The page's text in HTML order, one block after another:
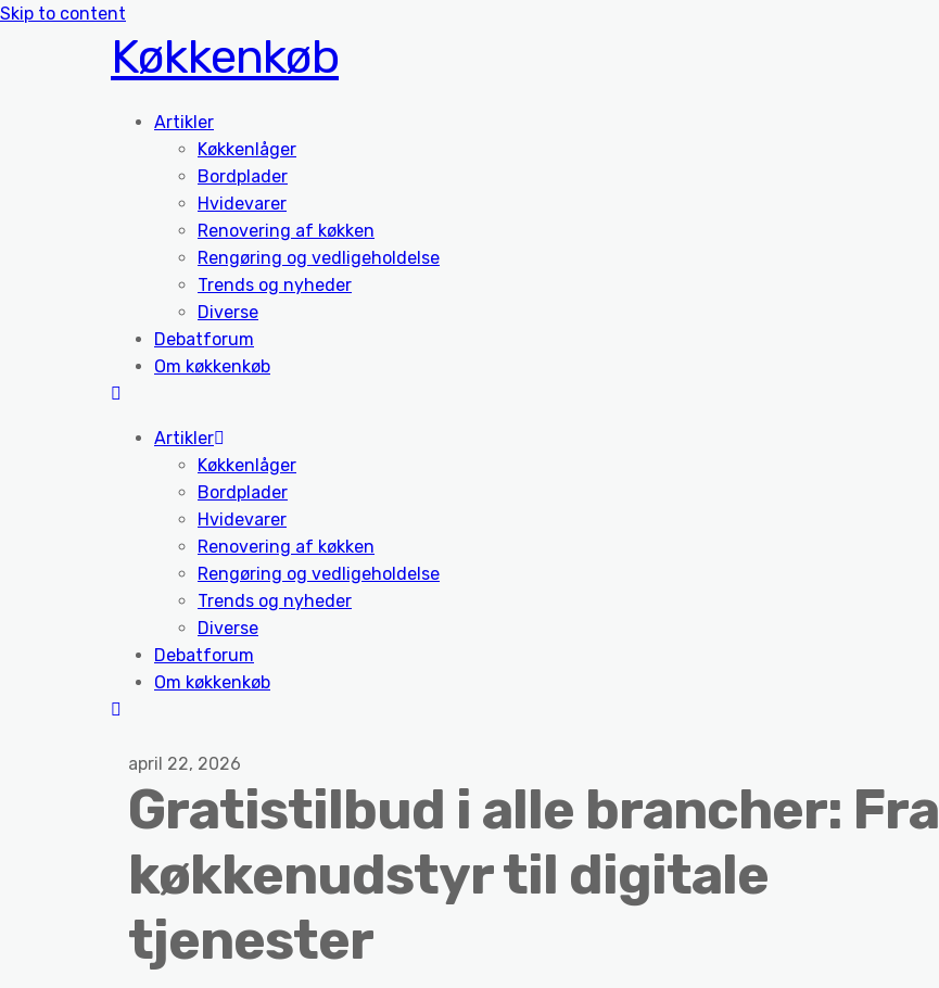
Skip to content
Køkkenkøb
Artikler
Køkkenlåger
Bordplader
Hvidevarer
Renovering af køkken
Rengøring og vedligeholdelse
Trends og nyheder
Diverse
Debatforum
Om køkkenkøb
Artikler
Køkkenlåger
Bordplader
Hvidevarer
Renovering af køkken
Rengøring og vedligeholdelse
Trends og nyheder
Diverse
Debatforum
Om køkkenkøb
april 22, 2026
Gratistilbud i alle brancher: Fra
køkkenudstyr til digitale
tjenester